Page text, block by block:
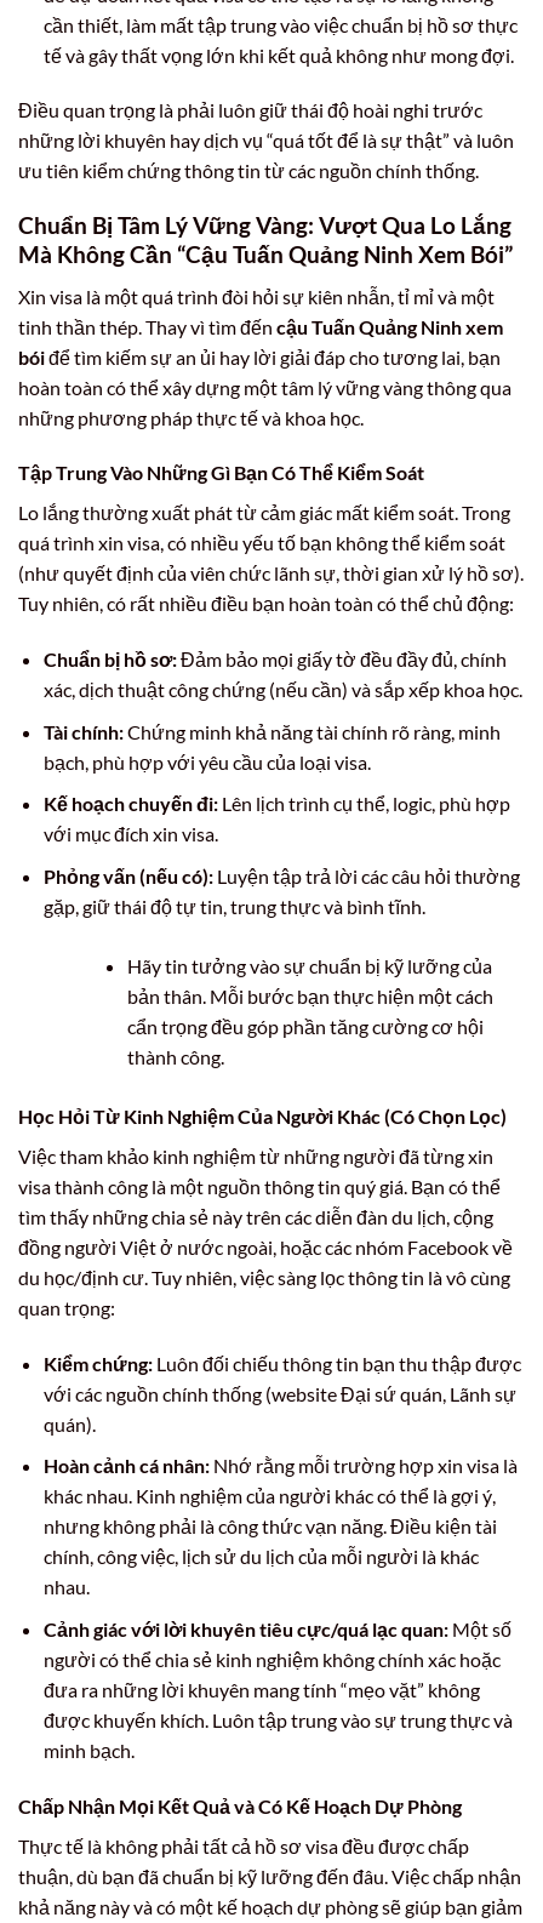
cần thiết, làm mất tập trung vào việc chuẩn bị hồ sơ thực
tế và gây thất vọng lớn khi kết quả không như mong đợi.
Điều quan trọng là phải luôn giữ thái độ hoài nghi trước
những lời khuyên hay dịch vụ “quá tốt để là sự thật” và luôn
ưu tiên kiểm chứng thông tin từ các nguồn chính thống.
Chuẩn Bị Tâm Lý Vững Vàng: Vượt Qua Lo Lắng
Mà Không Cần “Cậu Tuấn Quảng Ninh Xem Bói”
Xin visa là một quá trình đòi hỏi sự kiên nhẫn, tỉ mỉ và một
tinh thần thép. Thay vì tìm đến cậu Tuấn Quảng Ninh xem
bóiđể tìm kiếm sự an ủi hay lời giải đáp cho tương lai, bạn
hoàn toàn có thể xây dựng một tâm lý vững vàng thông qua
những phương pháp thực tế và khoa học.
Tập Trung Vào Những Gì Bạn Có Thể Kiểm Soát
Lo lắng thường xuất phát từ cảm giác mất kiểm soát. Trong
quá trình xin visa, có nhiều yếu tố bạn không thể kiểm soát
(như quyết định của viên chức lãnh sự, thời gian xử lý hồ sơ).
Tuy nhiên, có rất nhiều điều bạn hoàn toàn có thể chủ động:
Chuẩn bị hồ sơ:Đảm bảo mọi giấy tờ đều đầy đủ, chính
xác, dịch thuật công chứng (nếu cần) và sắp xếp khoa học.
Tài chính:Chứng minh khả năng tài chính rõ ràng, minh
bạch, phù hợp với yêu cầu của loại visa.
Kế hoạch chuyến đi:Lên lịch trình cụ thể, logic, phù hợp
với mục đích xin visa.
Phỏng vấn (nếu có):Luyện tập trả lời các câu hỏi thường
gặp, giữ thái độ tự tin, trung thực và bình tĩnh.
Hãy tin tưởng vào sự chuẩn bị kỹ lưỡng của
bản thân. Mỗi bước bạn thực hiện một cách
cẩn trọng đều góp phần tăng cường cơ hội
thành công.
Học Hỏi Từ Kinh Nghiệm Của Người Khác (Có Chọn Lọc)
Việc tham khảo kinh nghiệm từ những người đã từng xin
visa thành công là một nguồn thông tin quý giá. Bạn có thể
tìm thấy những chia sẻ này trên các diễn đàn du lịch, cộng
đồng người Việt ở nước ngoài, hoặc các nhóm Facebook về
du học/định cư. Tuy nhiên, việc sàng lọc thông tin là vô cùng
quan trọng:
Kiểm chứng:Luôn đối chiếu thông tin bạn thu thập được
với các nguồn chính thống (website Đại sứ quán, Lãnh sự
quán).
Hoàn cảnh cá nhân:Nhớ rằng mỗi trường hợp xin visa là
khác nhau. Kinh nghiệm của người khác có thể là gợi ý,
nhưng không phải là công thức vạn năng. Điều kiện tài
chính, công việc, lịch sử du lịch của mỗi người là khác
nhau.
Cảnh giác với lời khuyên tiêu cực/quá lạc quan:Một số
người có thể chia sẻ kinh nghiệm không chính xác hoặc
đưa ra những lời khuyên mang tính “mẹo vặt” không
được khuyến khích. Luôn tập trung vào sự trung thực và
minh bạch.
Chấp Nhận Mọi Kết Quả và Có Kế Hoạch Dự Phòng
Thực tế là không phải tất cả hồ sơ visa đều được chấp
thuận, dù bạn đã chuẩn bị kỹ lưỡng đến đâu. Việc chấp nhận
khả năng này và có một kế hoạch dự phòng sẽ giúp bạn giảm